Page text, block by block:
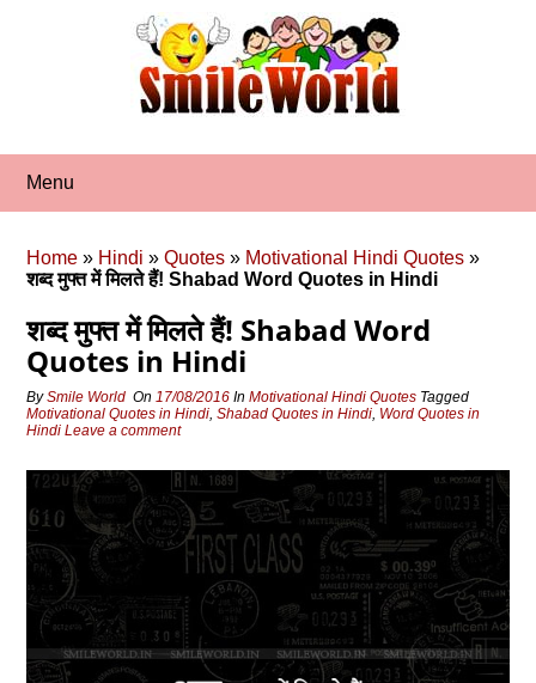
Menu
Home » Hindi »Quotes » Motivational Hindi Quotes »
शब्द मुफ्त में मिलते हैं! Shabad Word Quotes in Hindi
शब्द मुफ्त में मिलते हैं! Shabad Word
Quotes in Hindi
BySmile World On17/08/2016 InMotivational Hindi Quotes Tagged
Motivational Quotes in Hindi,Shabad Quotes in Hindi, Word Quotes in
Hindi Leave a comment